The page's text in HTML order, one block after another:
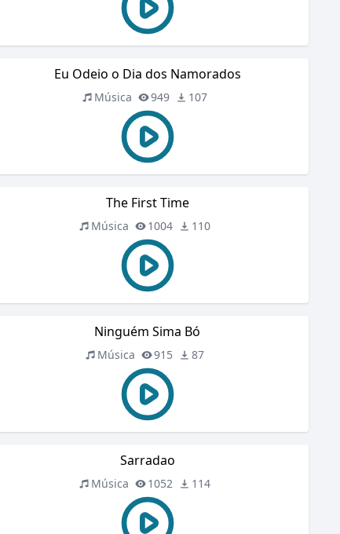
Eu Odeio o Dia dos Namorados
Música 949 107
The First Time
Música 1004 110
Ninguém Sima Bó
Música 915 87
Sarradao
Música 1052 114